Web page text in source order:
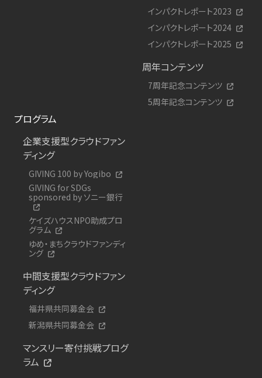
インパクトレポート2023
インパクトレポート2024
インパクトレポート2025
周年コンテンツ
7周年記念コンテンツ
5周年記念コンテンツ
プログラム
企業支援型クラウドファン
ディング
GIVING 100 by Yogibo
GIVING for SDGs
sponsored by ソニー銀行
ケイズハウスNPO助成プロ
グラム
ゆめ・まちクラウドファンディ
ング
中間支援型クラウドファン
ディング
福井県共同募金会
新潟県共同募金会
マンスリー寄付挑戦プログ
ラム